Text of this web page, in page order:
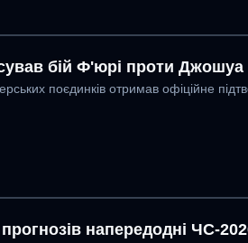
бій Ф'юрі проти Джошуа
поєдинків отримав офіційне
напередодні ЧС-